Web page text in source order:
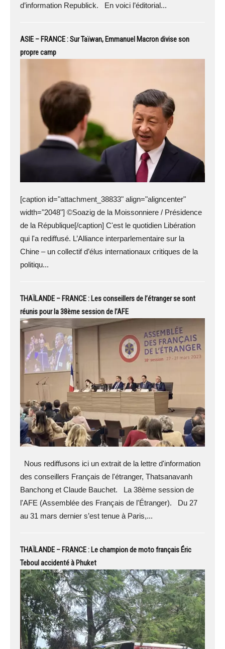
d’information Republick. En voici l’éditorial...
ASIE – FRANCE : Sur Taïwan, Emmanuel Macron divise son
propre camp
[caption id="attachment_38833" align="aligncenter"
width="2048"] ©Soazig de la Moissonniere / Présidence
de la République[/caption] C'est le quotidien Libération
qui l'a rediffusé. L’Alliance interparlementaire sur la
Chine – un collectif d’élus internationaux critiques de la
politiqu...
THAÏLANDE – FRANCE : Les conseillers de l’étranger se sont
réunis pour la 38ème session de l’AFE
Nous rediffusons ici un extrait de la lettre d'information
des conseillers Français de l'étranger, Thatsanavanh
Banchong et Claude Bauchet. La 38ème session de
l'AFE (Assemblée des Français de l'Étranger). Du 27
au 31 mars dernier s’est tenue à Paris,...
THAÏLANDE – FRANCE : Le champion de moto français Éric
Teboul accidenté à Phuket